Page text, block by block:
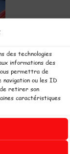
des technologies
informations des
permettra de
ou les ID
retirer son
caractéristiques
ne sont pas
est à votre
ouvert toute
à Challans et Les
pour jouer tout le